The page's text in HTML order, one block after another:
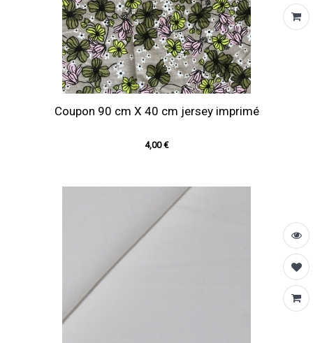
Coupon 90 cm X 40 cm jersey imprimé
4,00 €